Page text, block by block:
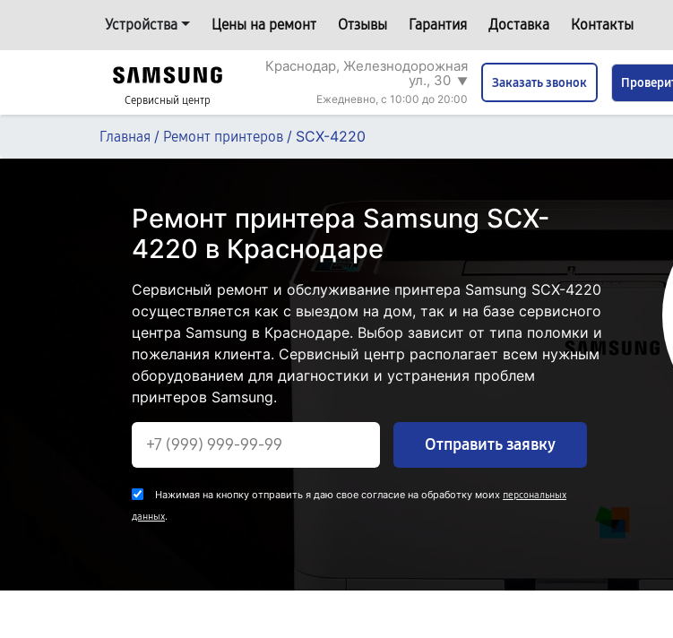
Устройства Цены на ремонт Отзывы Гарантия Доставка Контакты
Сервисный центр
Краснодар, Железнодорожная
ул., 30 ▼
Ежедневно, с 10:00 до 20:00
Заказать звонок
Главная / Ремонт принтеров / SCX-4220
Ремонт принтера Samsung SCX-
4220 в Краснодаре
Сервисный ремонт и обслуживание принтера Samsung SCX-4220
осуществляется как с выездом на дом, так и на базе сервисного
центра Samsung в Краснодаре. Выбор зависит от типа поломки и
пожелания клиента. Сервисный центр располагает всем нужным
оборудованием для диагностики и устранения проблем
принтеров Samsung.
Отправить заявку
Нажимая на кнопку отправить я даю свое согласие на обработку моих персональных
данных.